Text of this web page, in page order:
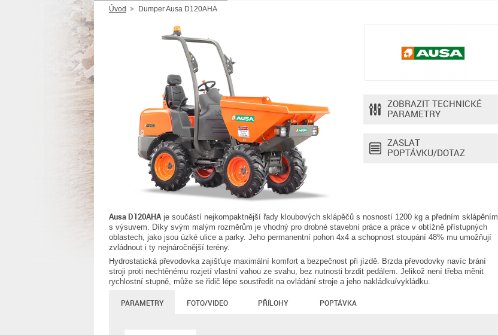
Úvod Dumper Ausa D120AHA
ZOBRAZIT TECHNICKÉ
PARAMETRY
ZASLAT
POPTÁVKU/DOTAZ
Ausa D120AHAje součástí nejkompaktnější řady kloubových sklápěčů s nosností 1200 kg a předním sklápěním
s výsuvem. Díky svým malým rozměrům je vhodný pro drobné stavební práce a práce v obtížně přístupných
oblastech, jako jsou úzké ulice a parky. Jeho permanentní pohon 4x4 a schopnost stoupání 48% mu umožňují
zvládnout i ty nejnáročnější terény.
Hydrostatická převodovka zajišťuje maximální komfort a bezpečnost při jízdě. Brzda převodovky navíc brání
stroji proti nechtěnému rozjetí vlastní vahou ze svahu, bez nutnosti brzdit pedálem. Jelikož není třeba měnit
rychlostní stupně, může se řidič lépe soustředit na ovládání stroje a jeho nakládku/vykládku.
PARAMETRY FOTO/VIDEO PŘÍLOHY POPTÁVKA